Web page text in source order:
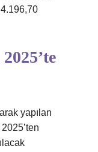
yapılan